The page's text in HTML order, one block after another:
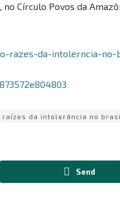
Círculo Povos da
razes-da-intolerncia-no-
raízes da intolerância no
Send